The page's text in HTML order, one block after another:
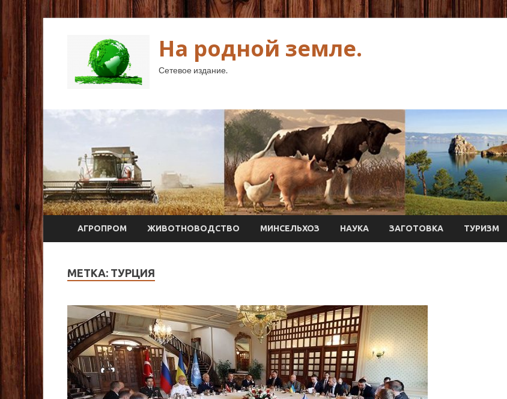
На родной земле.
Сетевое издание.
АГРОПРОМ ЖИВОТНОВОДСТВО МИНСЕЛЬХОЗ НАУКА ЗАГОТОВКА ТУРИЗМ
МЕТКА: ТУРЦИЯ